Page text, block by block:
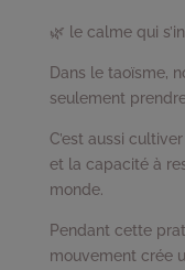
🌿 le calme qui
Dans le taoïsme,
seulement
C’est aussi
et la capacité à
monde.
Pendant cette
mouvement crée